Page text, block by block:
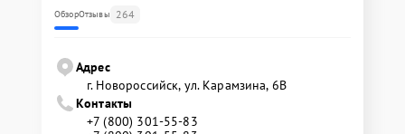
ОбзорОтзывы 264
Адрес
г. Новороссийск, ул. Карамзина, 6В
Контакты
+7 (800) 301-55-83